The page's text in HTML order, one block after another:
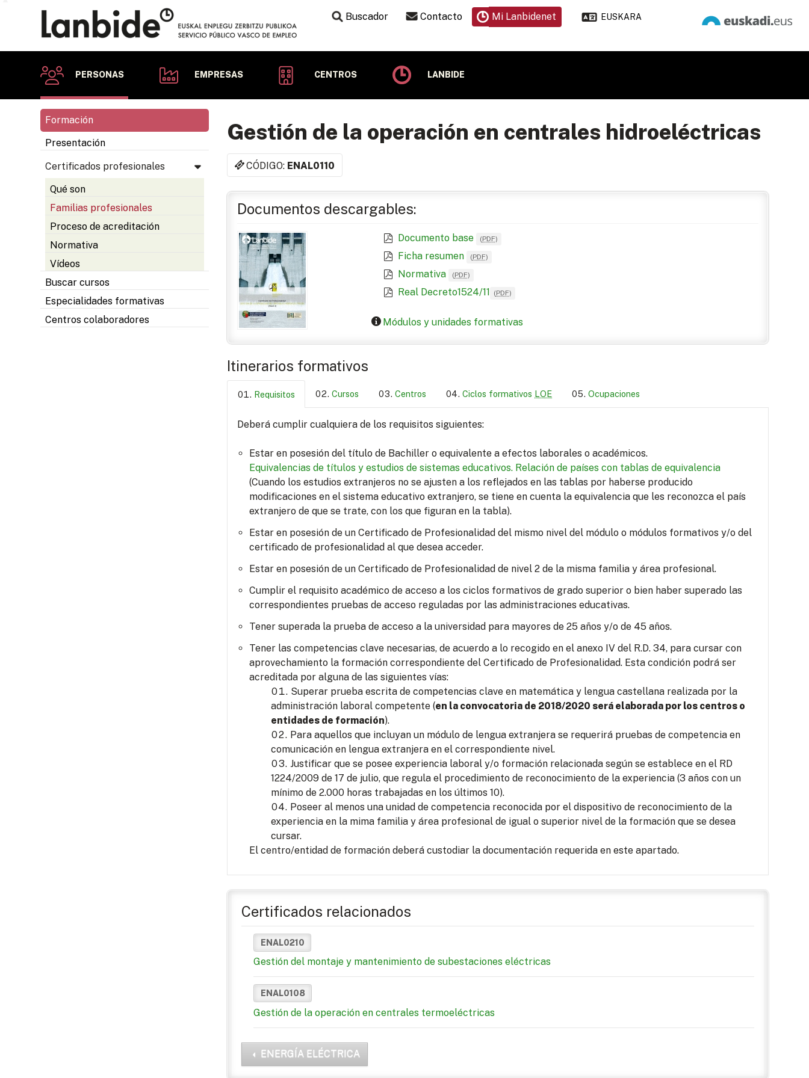
Buscador Contacto Mi Lanbidenet EUSKARA
PERSONAS EMPRESAS CENTROS LANBIDE
Formación
Presentación
Certificados profesionales
Qué son
Familias profesionales
Proceso de acreditación
Normativa
Vídeos
Buscar cursos
Especialidades formativas
Centros colaboradores
Gestión de la operación en centrales hidroeléctricas
CÓDIGO: ENAL0110
Documentos descargables:
Documento base (PDF)
Ficha resumen (PDF)
Normativa (PDF)
Real Decreto1524/11 (PDF)
Módulos y unidades formativas
Itinerarios formativos
Requisitos Cursos Centros Ciclos formativos LOE Ocupaciones
Deberá cumplir cualquiera de los requisitos siguientes:
Estar en posesión del título de Bachiller o equivalente a efectos laborales o académicos.
Equivalencias de títulos y estudios de sistemas educativos. Relación de países con tablas de equivalencia
(Cuando los estudios extranjeros no se ajusten a los reflejados en las tablas por haberse producido
modificaciones en el sistema educativo extranjero, se tiene en cuenta la equivalencia que les reconozca el país
extranjero de que se trate, con los que figuran en la tabla).
Estar en posesión de un Certificado de Profesionalidad del mismo nivel del módulo o módulos formativos y/o del
certificado de profesionalidad al que desea acceder.
Estar en posesión de un Certificado de Profesionalidad de nivel 2 de la misma familia y área profesional.
Cumplir el requisito académico de acceso a los ciclos formativos de grado superior o bien haber superado las
correspondientes pruebas de acceso reguladas por las administraciones educativas.
Tener superada la prueba de acceso a la universidad para mayores de 25 años y/o de 45 años.
Tener las competencias clave necesarias, de acuerdo a lo recogido en el anexo IV del R.D. 34, para cursar con
aprovechamiento la formación correspondiente del Certificado de Profesionalidad. Esta condición podrá ser
acreditada por alguna de las siguientes vías:
Superar prueba escrita de competencias clave en matemática y lengua castellana realizada por la
administración laboral competente (en la convocatoria de 2018/2020 será elaborada por los centros o
entidades de formación).
Para aquellos que incluyan un módulo de lengua extranjera se requerirá pruebas de competencia en
comunicación en lengua extranjera en el correspondiente nivel.
Justificar que se posee experiencia laboral y/o formación relacionada según se establece en el RD
1224/2009 de 17 de julio, que regula el procedimiento de reconocimiento de la experiencia (3 años con un
mínimo de 2.000 horas trabajadas en los últimos 10).
Poseer al menos una unidad de competencia reconocida por el dispositivo de reconocimiento de la
experiencia en la mima familia y área profesional de igual o superior nivel de la formación que se desea
cursar.
El centro/entidad de formación deberá custodiar la documentación requerida en este apartado.
Certificados relacionados
ENAL0210
Gestión del montaje y mantenimiento de subestaciones eléctricas
ENAL0108
Gestión de la operación en centrales termoeléctricas
ENERGÍA ELÉCTRICA